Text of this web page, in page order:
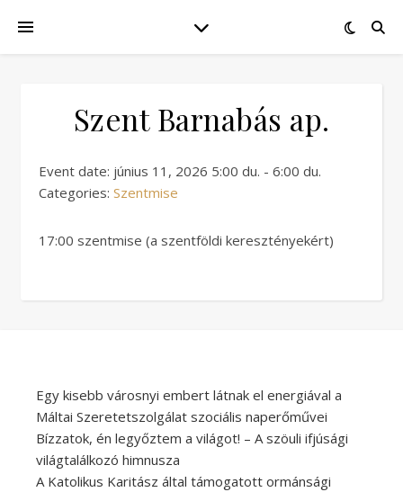
Szent Barnabás ap.
Event date: június 11, 2026 5:00 du. - 6:00 du.
Categories: Szentmise
17:00 szentmise (a szentföldi keresztényekért)
Egy kisebb városnyi embert látnak el energiával a
Máltai Szeretetszolgálat szociális naperőművei
Bízzatok, én legyőztem a világot! – A szöuli ifjúsági
világtalálkozó himnusza
A Katolikus Karitász által támogatott ormánsági